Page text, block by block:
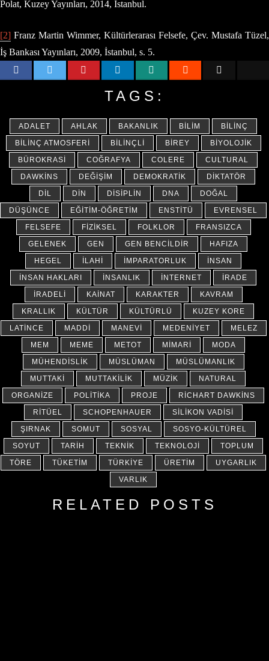
Polat, Kuzey Yayınları, 2014, İstanbul.
[2] Franz Martin Wimmer, Kültürlerarası Felsefe, Çev. Mustafa Tüzel,
İş Bankası Yayınları, 2009, İstanbul, s. 5.
TAGS:
ADALET AHLAK BAKANLIK BILIM
BILINÇ
BILINÇ ATMOSFERI
BILINÇLI BIREY
BIYOLOJIK
BÜROKRASI
COĞRAFYA COLERE
CULTURAL
DAWKINS
DEĞIŞIM DEMOKRATIK
DIKTATÖR
DIL
DIN DISIPLIN DNA
DOĞAL
DÜŞÜNCE
EĞITIM-ÖĞRETIM ENSTITÜ
EVRENSEL
FELSEFE
FIZIKSEL FOLKLOR
FRANSIZCA
GELENEK
GEN GEN BENCILDIR
HAFIZA
HEGEL
İLAHI İMPARATORLUK
İNSAN
İNSAN HAKLARI
İNSANLIK İNTERNET
İRADE
İRADELI
KAINAT KARAKTER
KAVRAM
KRALLIK
KÜLTÜR KÜLTÜRLÜ
KUZEY KORE
LATINCE
MADDI MANEVI MEDENIYET
MELEZ
MEM
MEME METOT MIMARI
MODA
MÜHENDISLIK
MÜSLÜMAN
MÜSLÜMANLIK
MUTTAKI
MUTTAKILIK MÜZIK
NATURAL
ORGANIZE
POLITIKA PROJE
RICHART DAWKINS
RITÜEL
SCHOPENHAUER
SILIKON VADISI
ŞIRNAK
SOMUT SOSYAL
SOSYO-KÜLTÜREL
SOYUT
TARIH TEKNIK TEKNOLOJI
TOPLUM
TÖRE
TÜKETIM TÜRKIYE ÜRETIM
UYGARLIK
VARLIK
RELATED POSTS